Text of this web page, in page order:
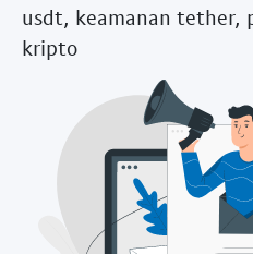
usdt, keamanan tether,
kripto